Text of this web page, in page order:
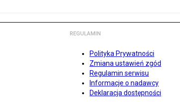
REGULAMIN
Polityka Prywatności
Zmiana ustawień zgód
Regulamin serwisu
Informacje o nadawcy
Deklaracja dostępności